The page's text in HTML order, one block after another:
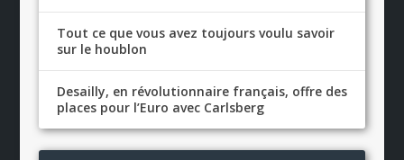
Tout ce que vous avez toujours voulu savoir
sur le houblon
Desailly, en révolutionnaire français, offre des
places pour l’Euro avec Carlsberg